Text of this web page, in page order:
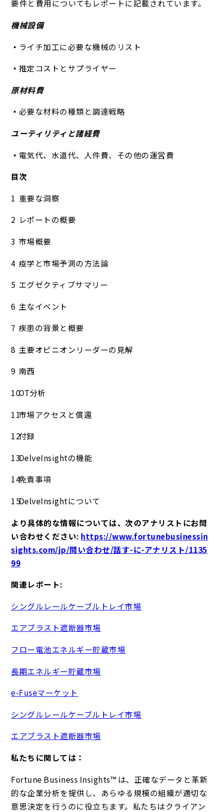
要件と費用についてもレポートに記載されています。
機械設備
ライチ加工に必要な機械のリスト
推定コストとサプライヤー
原材料費
必要な材料の種類と調達戦略
ユーティリティと諸経費
電気代、水道代、人件費、その他の運営費
目次
重要な洞察
レポートの概要
市場概要
疫学と市場予測の方法論
エグゼクティブサマリー
主なイベント
疾患の背景と概要
主要オピニオンリーダーの見解
南西
OT分析
市場アクセスと償還
付録
DelveInsightの機能
免責事項
DelveInsightについて
より具体的な情報については、次のアナリストにお問
い合わせください: https://www.fortunebusinessin
sights.com/jp/問い合わせ/話す-に-アナリスト/1135
99
関連レポート:
シングルレールケーブルトレイ市場
エアブラスト遮断器市場
フロー電池エネルギー貯蔵市場
長期エネルギー貯蔵市場
e-Fuseマーケット
シングルレールケーブルトレイ市場
エアブラスト遮断器市場
私たちに関しては：
Fortune Business Insights™ は、正確なデータと革新
的な企業分析を提供し、あらゆる規模の組織が適切な
意思決定を行うのに役立ちます。私たちはクライアン